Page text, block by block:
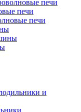
печи
печи
печи
и